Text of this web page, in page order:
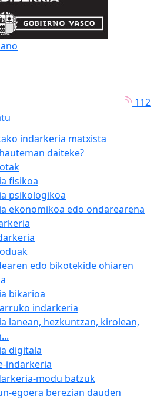
112
indarkeria matxista
daiteke?
fisikoa
psikologikoa
ekonomikoa edo ondarearena
edo bikotekide ohiaren
bikarioa
indarkeria
lanean, hezkuntzan, kirolean,
digitala
indarkeria
modu batzuk
egoera berezian dauden